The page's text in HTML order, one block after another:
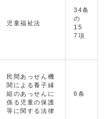
児童福祉法
34条
の
15
7項
民間あっせん機
関による養子縁
組のあっせんに
係る児童の保護
等に関する法律
6条